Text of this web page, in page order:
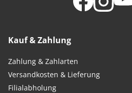
Kauf & Zahlung
Zahlung & Zahlarten
Versandkosten & Lieferung
Filialabholung